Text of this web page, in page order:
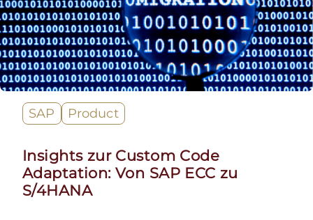
SAP Product
Insights zur Custom Code
Adaptation: Von SAP ECC zu
S/4HANA